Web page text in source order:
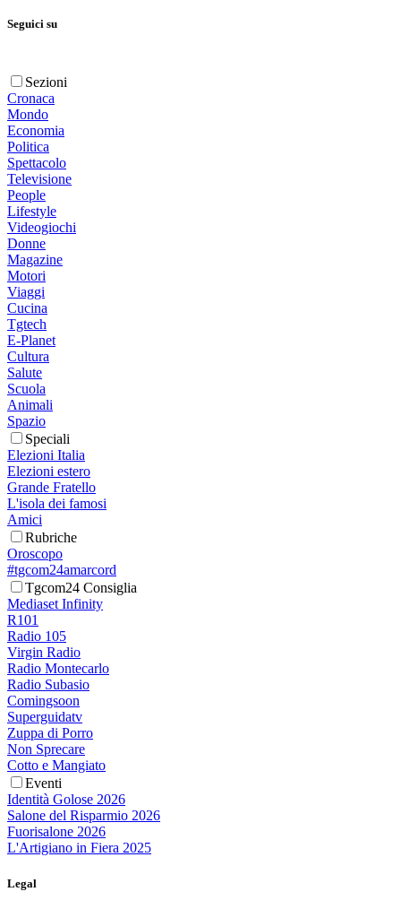
Seguici su
Sezioni
Cronaca
Mondo
Economia
Politica
Spettacolo
Televisione
People
Lifestyle
Videogiochi
Donne
Magazine
Motori
Viaggi
Cucina
Tgtech
E-Planet
Cultura
Salute
Scuola
Animali
Spazio
Speciali
Elezioni Italia
Elezioni estero
Grande Fratello
L'isola dei famosi
Amici
Rubriche
Oroscopo
#tgcom24amarcord
Tgcom24 Consiglia
Mediaset Infinity
R101
Radio 105
Virgin Radio
Radio Montecarlo
Radio Subasio
Comingsoon
Superguidatv
Zuppa di Porro
Non Sprecare
Cotto e Mangiato
Eventi
Identità Golose 2026
Salone del Risparmio 2026
Fuorisalone 2026
L'Artigiano in Fiera 2025
Legal